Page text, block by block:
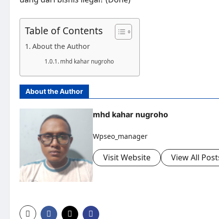
Table of Contents
About the Author
mhd kahar nugroho
About the Author
mhd kahar nugroho
Wpseo_manager
Visit Website View All